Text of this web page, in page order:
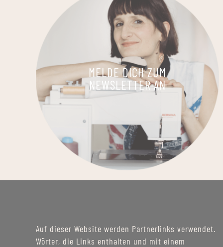
MELDE DICH ZUM
NEWSLETTER AN
Auf dieser Website werden Partnerlinks verwendet.
Wörter, die Links enthalten und mit einem